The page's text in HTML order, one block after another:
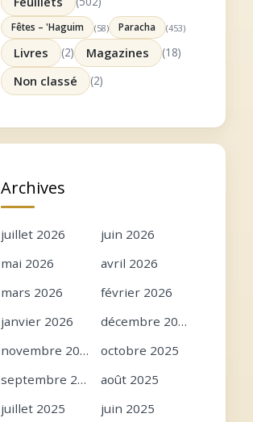
Fêtes – 'Haguim (58) Paracha (453)
Livres (2) Magazines (18)
Non classé (2)
Archives
juillet 2026
juin 2026
mai 2026
avril 2026
mars 2026
février 2026
janvier 2026
décembre 2025
novembre 2025
octobre 2025
septembre 2025
août 2025
juillet 2025
juin 2025